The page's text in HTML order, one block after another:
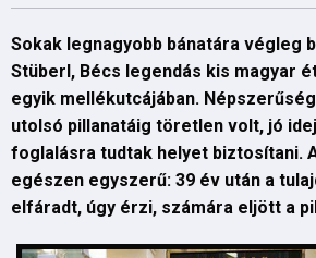
Sokak legnagyobb bánatára végleg
Stüberl, Bécs legendás kis magyar
egyik mellékutcájában.
utolsó pillanatáig töretlen volt, jó
foglalásra tudtak helyet biztosítani.
egészen egyszerű: 39 év után a
elfáradt, úgy érzi, számára eljött a